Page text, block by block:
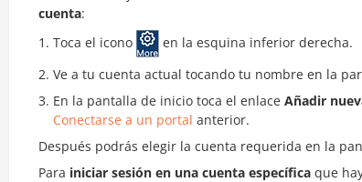
cuenta:
Toca el icono
en la esquina inferior derecha.
Ve a tu cuenta actual tocando tu nombre en la
En la pantalla de inicio toca el enlace Añadir
Conectarse a un portal anterior.
Después podrás elegir la cuenta requerida en la
Para iniciar sesión en una cuenta específica que